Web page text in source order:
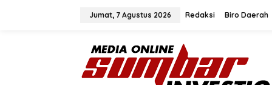
Jumat, 7 Agustus 2026 Redaksi Biro Daerah